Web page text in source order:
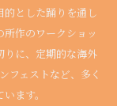
とした踊りを通し
作のワークショッ
りに、定期的な海外
フェストなど、多く
ます。